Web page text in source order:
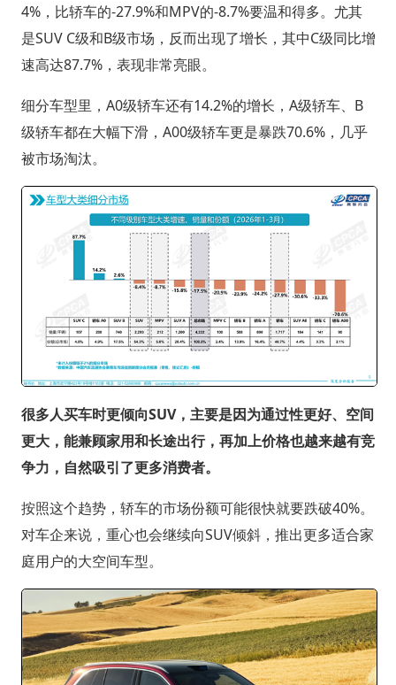
4%，比轿车的-27.9%和MPV的-8.7%要温和得多。尤其
是SUV C级和B级市场，反而出现了增长，其中C级同比增
速高达87.7%，表现非常亮眼。
细分车型里，A0级轿车还有14.2%的增长，A级轿车、B
级轿车都在大幅下滑，A00级轿车更是暴跌70.6%，几乎
被市场淘汰。
很多人买车时更倾向SUV，主要是因为通过性更好、空间
更大，能兼顾家用和长途出行，再加上价格也越来越有竞
争力，自然吸引了更多消费者。
按照这个趋势，轿车的市场份额可能很快就要跌破40%。
对车企来说，重心也会继续向SUV倾斜，推出更多适合家
庭用户的大空间车型。